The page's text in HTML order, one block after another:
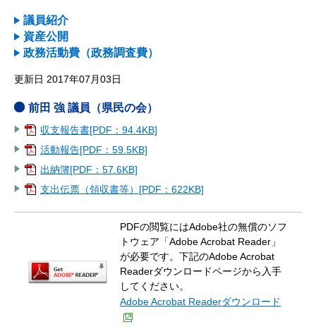
議員紹介
資産公開
政務活動費（政務調査費）
更新日 2017年07月03日
前田 強 議員（県民の会）
収支報告書[PDF：94.4KB]
活動報告[PDF：59.5KB]
出納簿[PDF：57.6KB]
支出伝票（領収書等）[PDF：622KB]
PDFの閲覧にはAdobe社の無償のソフ
トウェア「Adobe Acrobat Reader」
が必要です。下記のAdobe Acrobat
Readerダウンロードページから入手
してください。
Adobe Acrobat Readerダウンロード